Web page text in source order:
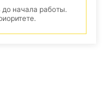
начала работы.